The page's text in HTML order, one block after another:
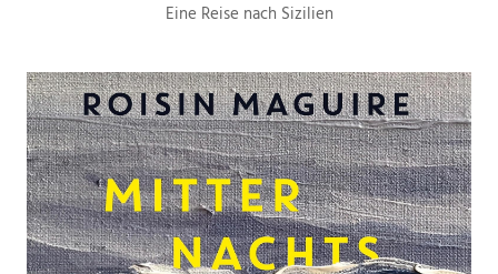
Eine Reise nach Sizilien